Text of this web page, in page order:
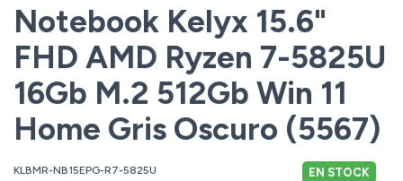
Notebook Kelyx 15.6"
FHD AMD Ryzen 7-5825U
16Gb M.2 512Gb Win 11
Home Gris Oscuro (5567)
KLBMR-NB15EPG-R7-5825U EN STOCK